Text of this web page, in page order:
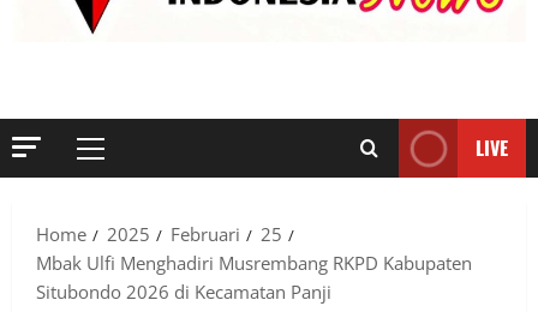
Primary
LIVE
Home 2025 Februari
25
Mbak Ulfi Menghadiri Musrembang RKPD Kabupaten
Situbondo 2026 di Kecamatan Panji